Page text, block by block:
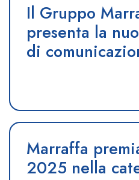
Il Gruppo
presenta la
di
Marraffa
2025 nella